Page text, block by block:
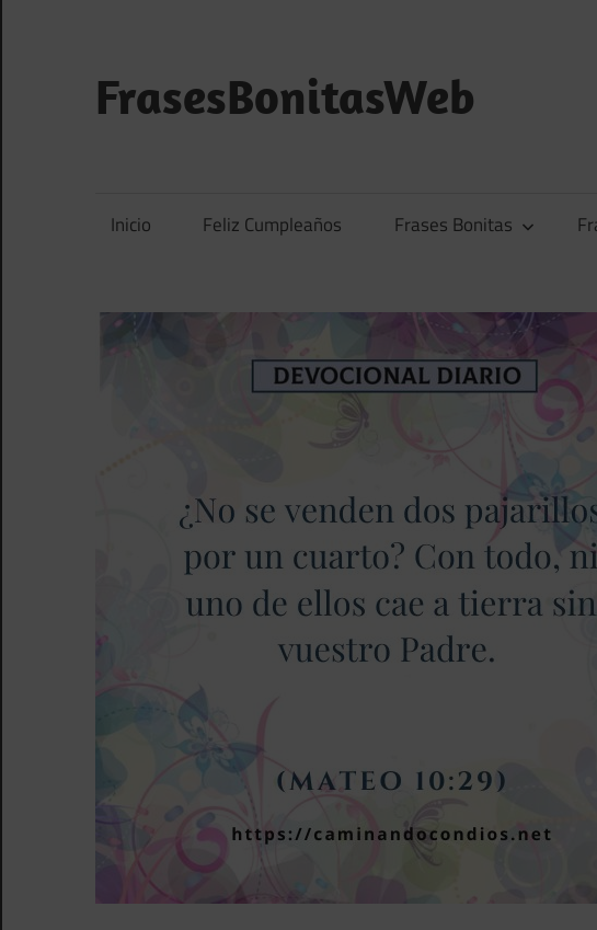
contenido
FrasesBonitasWeb
y
frases
Inicio Feliz Cumpleaños Frases Bonitas